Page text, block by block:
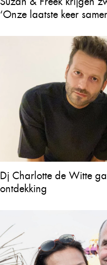
‘Onze laatste keer
Dj Charlotte de Witte
ontdekking